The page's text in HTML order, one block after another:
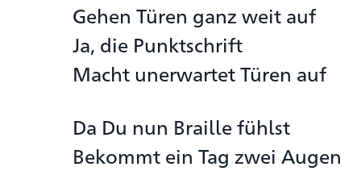
Gehen Türen ganz weit auf
Ja, die Punktschrift
Macht unerwartet Türen auf
Da Du nun Braille fühlst
Bekommt ein Tag zwei Augen